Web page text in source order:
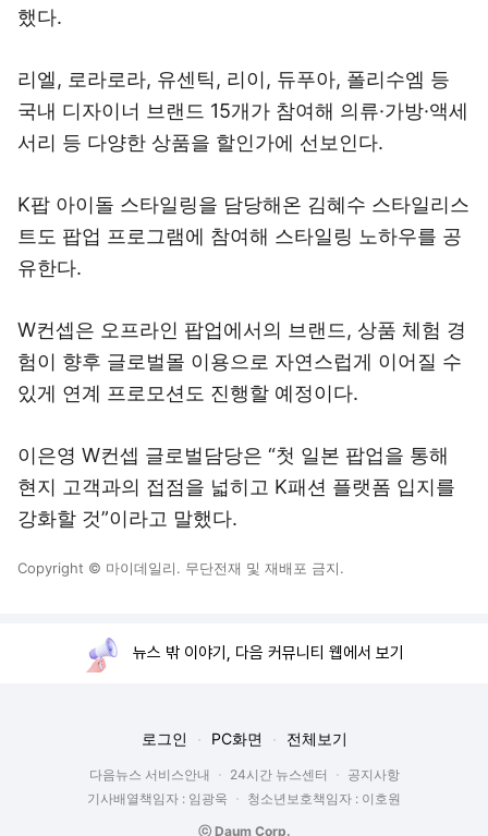
했다.
리엘, 로라로라, 유센틱, 리이, 듀푸아, 폴리수엠 등
국내 디자이너 브랜드 15개가 참여해 의류·가방·액세
서리 등 다양한 상품을 할인가에 선보인다.
K팝 아이돌 스타일링을 담당해온 김혜수 스타일리스
트도 팝업 프로그램에 참여해 스타일링 노하우를 공
유한다.
W컨셉은 오프라인 팝업에서의 브랜드, 상품 체험 경
험이 향후 글로벌몰 이용으로 자연스럽게 이어질 수
있게 연계 프로모션도 진행할 예정이다.
이은영 W컨셉 글로벌담당은 “첫 일본 팝업을 통해
현지 고객과의 접점을 넓히고 K패션 플랫폼 입지를
강화할 것”이라고 말했다.
Copyright © 마이데일리. 무단전재 및 재배포 금지.
뉴스 밖 이야기, 다음 커뮤니티 웹에서 보기
로그인 PC화면 전체보기
다음뉴스 서비스안내 24시간 뉴스센터
공지사항
기사배열책임자 : 임광욱
청소년보호책임자 : 이호원
ⓒ Daum Corp.